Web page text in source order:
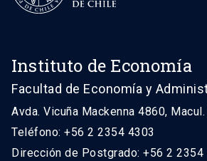
Instituto de Economía
Facultad de Economía y
Avda. Vicuña Mackenna 4860,
Teléfono: +56 2 2354 4303
Dirección de Postgrado: +56 2 2354